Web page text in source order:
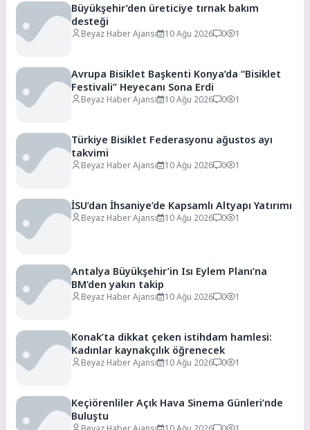
Büyükşehir’den üreticiye tırnak bakım
desteği
Beyaz Haber Ajansı 10 Ağu 2026 0 1
Avrupa Bisiklet Başkenti Konya’da “Bisiklet
Festivali” Heyecanı Sona Erdi
Beyaz Haber Ajansı 10 Ağu 2026 0 1
Türkiye Bisiklet Federasyonu ağustos ayı
takvimi
Beyaz Haber Ajansı 10 Ağu 2026 0 1
İSU’dan İhsaniye’de Kapsamlı Altyapı Yatırımı
Beyaz Haber Ajansı 10 Ağu 2026 0 1
Antalya Büyükşehir’in Isı Eylem Planı’na
BM’den yakın takip
Beyaz Haber Ajansı 10 Ağu 2026 0 1
Konak’ta dikkat çeken istihdam hamlesi:
Kadınlar kaynakçılık öğrenecek
Beyaz Haber Ajansı 10 Ağu 2026 0 1
Keçiörenliler Açık Hava Sinema Günleri’nde
Buluştu